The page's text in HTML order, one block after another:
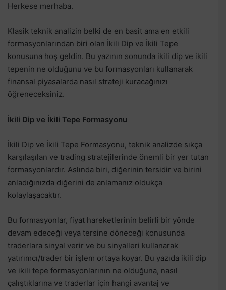
Herkese merhaba.
Klasik teknik analizin belki de en basit ama en etkili
formasyonlarından biri olan İkili Dip ve İkili Tepe
konusuna hoş geldin. Bu yazının sonunda ikili dip ve ikili
tepenin ne olduğunu ve bu formasyonları kullanarak
finansal piyasalarda nasıl strateji kuracağınızı
öğreneceksiniz.
İkili Dip ve İkili Tepe Formasyonu
İkili Dip ve İkili Tepe Formasyonu, teknik analizde sıkça
karşılaşılan ve trading stratejilerinde önemli bir yer tutan
formasyonlardır. Aslında biri, diğerinin tersidir ve birini
anladığınızda diğerini de anlamanız oldukça
kolaylaşacaktır.
Bu formasyonlar, fiyat hareketlerinin belirli bir yönde
devam edeceği veya tersine döneceği konusunda
traderlara sinyal verir ve bu sinyalleri kullanarak
yatırımcı/trader bir işlem ortaya koyar. Bu yazıda ikili dip
ve ikili tepe formasyonlarının ne olduğuna, nasıl
çalıştıklarına ve traderlar için hangi avantaj ve